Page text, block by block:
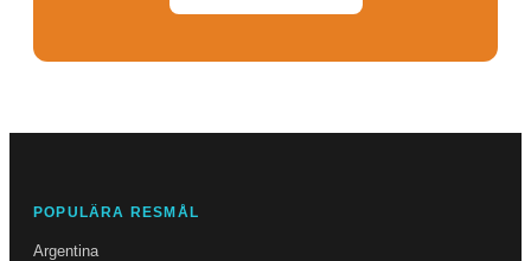
POPULÄRA RESMÅL
Argentina